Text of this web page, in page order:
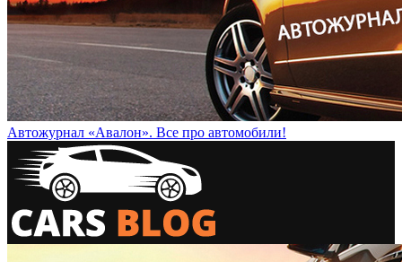
Автожурнал «Авалон». Все про автомобили!